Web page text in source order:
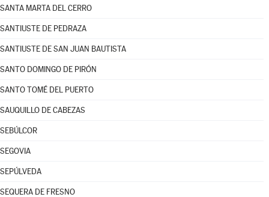
SANTA MARTA DEL CERRO
SANTIUSTE DE PEDRAZA
SANTIUSTE DE SAN JUAN BAUTISTA
SANTO DOMINGO DE PIRÓN
SANTO TOMÉ DEL PUERTO
SAUQUILLO DE CABEZAS
SEBÚLCOR
SEGOVIA
SEPÚLVEDA
SEQUERA DE FRESNO